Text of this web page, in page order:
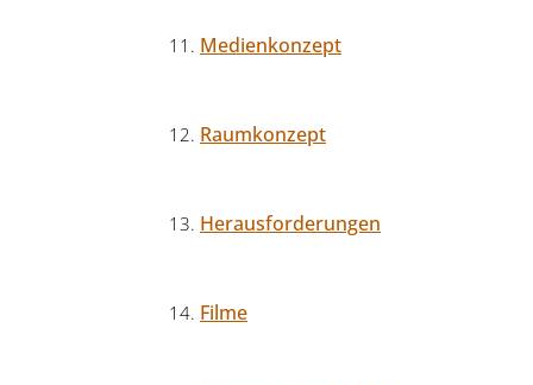
Medienkonzept
Raumkonzept
Herausforderungen
Filme